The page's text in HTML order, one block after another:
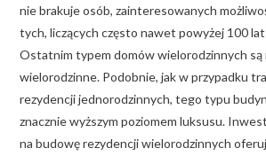
nie brakuje osób, zainteresowanych
tych, liczących często nawet powyżej 100
Ostatnim typem domów wielorodzinnych są
wielorodzinne. Podobnie, jak w przypadku
rezydencji jednorodzinnych, tego typu
znacznie wyższym poziomem luksusu.
na budowę rezydencji wielorodzinnych